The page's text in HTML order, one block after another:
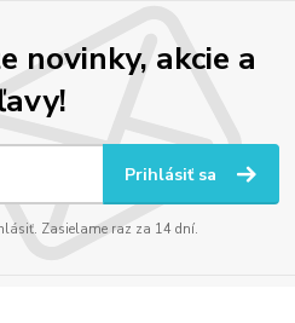
novinky, akcie a
Prihlásiť sa
Zasielame raz za 14 dní.